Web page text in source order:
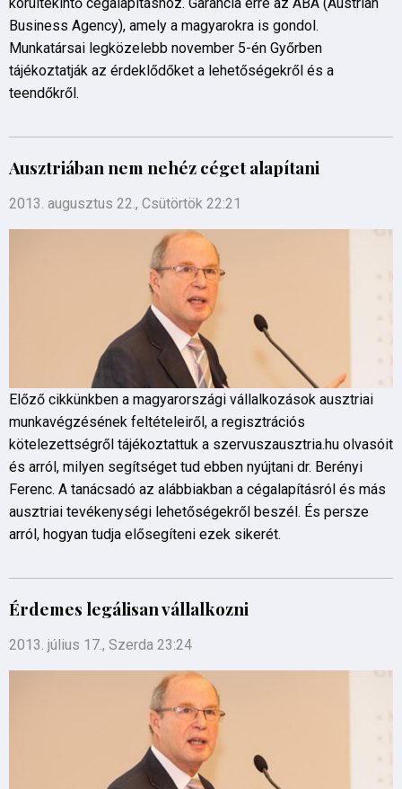
Business Agency), amely a magyarokra is gondol.
Munkatársai legközelebb november 5-én Győrben
tájékoztatják az érdeklődőket a lehetőségekről és a
teendőkről.
Ausztriában nem nehéz céget alapítani
2013. augusztus 22., Csütörtök 22:21
Előző cikkünkben a magyarországi vállalkozások ausztriai
munkavégzésének feltételeiről, a regisztrációs
kötelezettségről tájékoztattuk a szervuszausztria.hu olvasóit
és arról, milyen segítséget tud ebben nyújtani dr. Berényi
Ferenc. A tanácsadó az alábbiakban a cégalapításról és más
ausztriai tevékenységi lehetőségekről beszél. És persze
arról, hogyan tudja elősegíteni ezek sikerét.
Érdemes legálisan vállalkozni
2013. július 17., Szerda 23:24